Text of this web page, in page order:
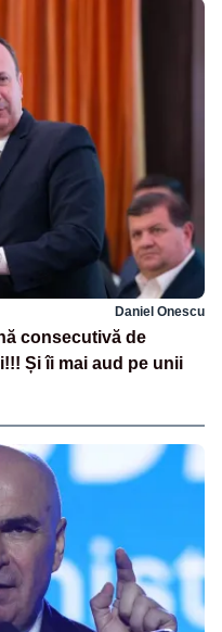
Daniel Onescu
consecutivă de
Și îi mai aud pe unii